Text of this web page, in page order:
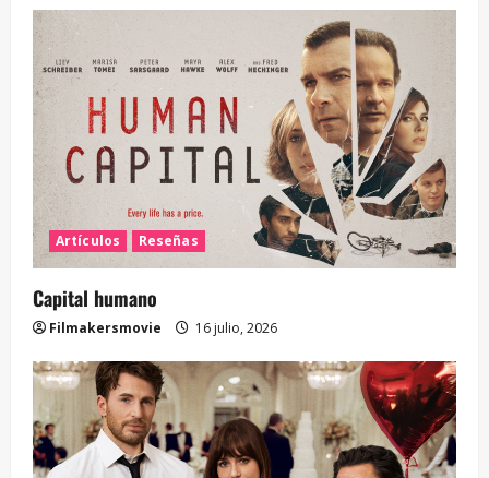
Artículos Reseñas
Capital humano
Filmakersmovie 16 julio, 2026